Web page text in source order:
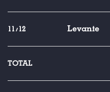
11/12 Levante
TOTAL